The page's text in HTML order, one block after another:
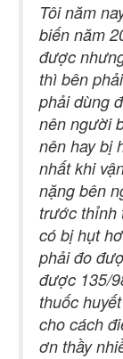
Tôi năm
biến năm
được
thì bên
phải dùng
nên người
nên hay bị
nhất khi
nặng bên
trước thỉnh
có bị hụt
phải đo
được 135/
thuốc
cho cách
ơn thầy